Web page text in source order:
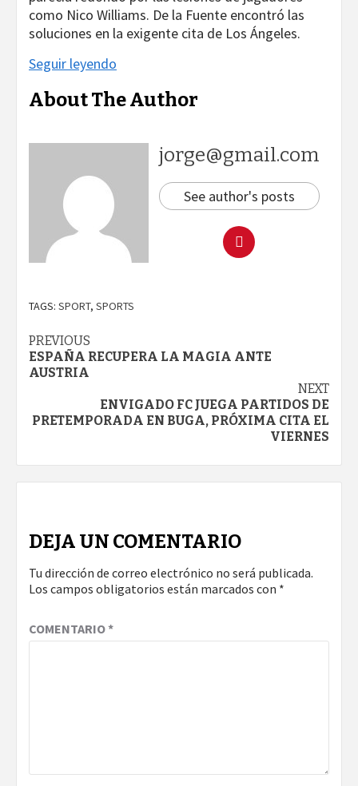
como Nico Williams. De la Fuente encontró las
soluciones en la exigente cita de Los Ángeles.
Seguir leyendo
About The Author
jorge@gmail.com
See author's posts
TAGS: SPORT, SPORTS
Continue
Reading
PREVIOUS
ESPAÑA RECUPERA LA MAGIA ANTE
AUSTRIA
NEXT
ENVIGADO FC JUEGA PARTIDOS DE
PRETEMPORADA EN BUGA, PRÓXIMA CITA EL
VIERNES
DEJA UN COMENTARIO
Tu dirección de correo electrónico no será publicada.
Los campos obligatorios están marcados con *
COMENTARIO*